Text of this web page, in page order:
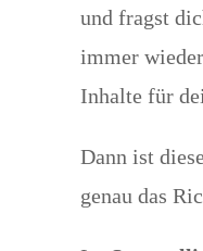
und fragst
immer
Inhalte für
Dann ist
genau das